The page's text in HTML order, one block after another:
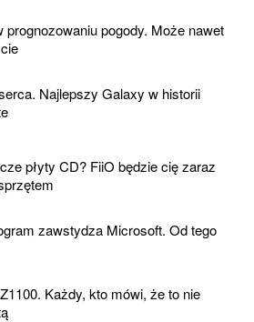
prognozowaniu pogody. Może nawet
Najlepszy Galaxy w historii
płyty CD? FiiO będzie cię zaraz
zawstydza Microsoft. Od tego
Każdy, kto mówi, że to nie